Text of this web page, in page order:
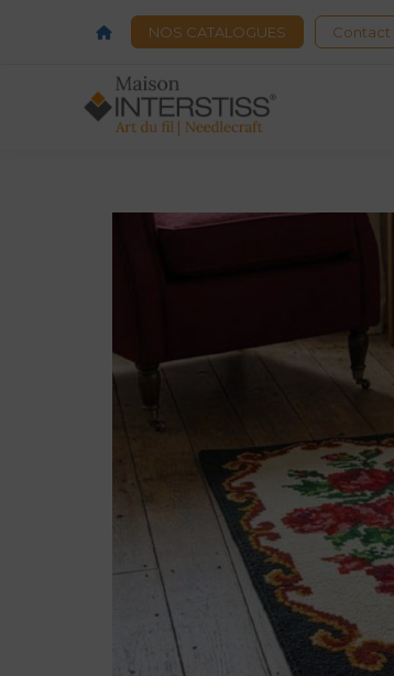
AcceuilNOS CATALOGUES Contact